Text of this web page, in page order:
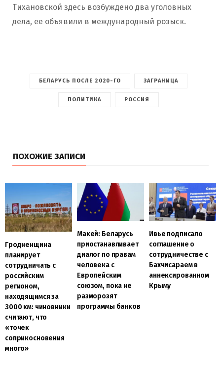
Тихановской здесь возбуждено два уголовных
дела, ее объявили в международный розыск.
БЕЛАРУСЬ ПОСЛЕ 2020-ГО ЗАГРАНИЦА
ПОЛИТИКА РОССИЯ
ПОХОЖИЕ ЗАПИСИ
Гродненщина
планирует
сотрудничать с
российским
регионом,
находящимся за
3000 км: чиновники
считают, что
«точек
соприкосновения
много»
Макей: Беларусь
приостанавливает
диалог по правам
человека с
Европейским
союзом, пока не
разморозят
программы банков
Ивье подписало
соглашение о
сотрудничестве с
Бахчисараем в
аннексированном
Крыму